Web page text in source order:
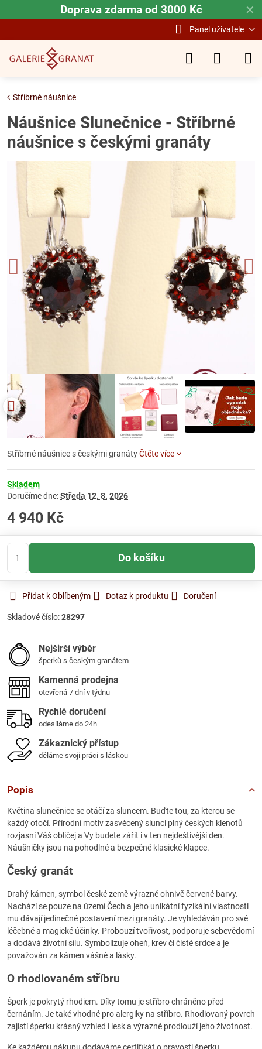
✕
Doprava zdarma od 3000 Kč
Panel uživatele
Stříbrné náušnice
Náušnice Slunečnice - Stříbrné
náušnice s českými granáty
Stříbrné náušnice s českými granátyČtěte více
Skladem
Doručíme dne:Středa 12. 8. 2026
4 940 Kč
Do košíku
Přidat k Oblíbeným Dotaz k produktu Doručení
Skladové číslo:28297
Nejširší výběr
šperků s českým granátem
Kamenná prodejna
otevřená 7 dní v týdnu
Rychlé doručení
odesíláme do 24h
Zákaznický přístup
děláme svoji práci s láskou
Popis
Květina slunečnice se otáčí za sluncem. Buďte tou, za kterou se
každý otočí. Přírodní motiv zasvěcený slunci plný českých klenotů
rozjasní Váš obličej a Vy budete zářit i v ten nejdeštivější den.
Náušničky jsou na pohodlné a bezpečné klasické klapce.
Český granát
Drahý kámen, symbol české země výrazné ohnivě červené barvy.
Nachází se pouze na území Čech a jeho unikátní fyzikální vlastnosti
mu dávají jedinečné postavení mezi granáty. Je vyhledáván pro své
léčebné a magické účinky. Probouzí tvořivost, podporuje sebevědomí
a dodává životní sílu. Symbolizuje oheň, krev či čisté srdce a je
považován za kámen vášně a lásky.
O rhodiovaném stříbru
Šperk je pokrytý rhodiem. Díky tomu je stříbro chráněno před
černáním. Je také vhodné pro alergiky na stříbro. Rhodiovaný povrch
zajistí šperku krásný vzhled i lesk a výrazně prodlouží jeho životnost.